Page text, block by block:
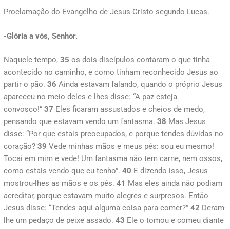
Proclamação do Evangelho de Jesus Cristo segundo Lucas.
-Glória a vós, Senhor.
Naquele tempo, 35 os dois discípulos contaram o que tinha
acontecido no caminho, e como tinham reconhecido Jesus ao
partir o pão. 36 Ainda estavam falando, quando o próprio Jesus
apareceu no meio deles e lhes disse: “A paz esteja
convosco!” 37 Eles ficaram assustados e cheios de medo,
pensando que estavam vendo um fantasma. 38 Mas Jesus
disse: “Por que estais preocupados, e porque tendes dúvidas no
coração? 39 Vede minhas mãos e meus pés: sou eu mesmo!
Tocai em mim e vede! Um fantasma não tem carne, nem ossos,
como estais vendo que eu tenho”. 40 E dizendo isso, Jesus
mostrou-lhes as mãos e os pés. 41 Mas eles ainda não podiam
acreditar, porque estavam muito alegres e surpresos. Então
Jesus disse: “Tendes aqui alguma coisa para comer?” 42 Deram-
lhe um pedaço de peixe assado. 43 Ele o tomou e comeu diante